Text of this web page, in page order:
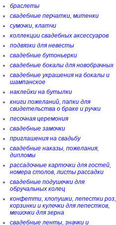
браслеты
свадебные перчатки, митенки
сумочки, клатчи
коллекции свадебных аксессуаров
подвязки для невесты
свадебные бутоньерки
свадебные бокалы для новобрачных
свадебные украшения на бокалы и
шампанское
наклейки на бутылки
книги пожеланий, папки для
свидетельства о браке и ручки
песочная церемония
свадебные замочки
приглашения на свадьбу
свадебные наказы, пожелания,
дипломы
рассадочные карточки для гостей,
номера столов, листы рассадки
свадебные подушечки для
обручальных колец
конфетти, хлопушки, лепестки роз,
корзинки и кулечки для лепестков,
мешочки для зерна
свадебные ленты, значки и